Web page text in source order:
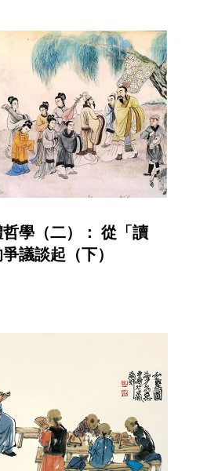
學（二）： 從「讀
議談起（下）